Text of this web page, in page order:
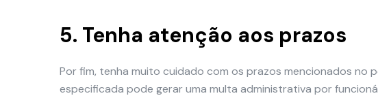
5. Tenha atenção aos prazos
Por fim, tenha muito cuidado com os prazos mencionados no
especificada pode gerar uma multa administrativa por